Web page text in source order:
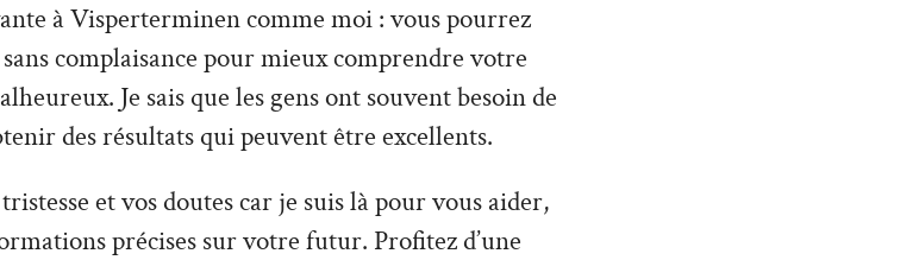
à Visperterminen comme moi : vous pourrez
complaisance pour mieux comprendre votre
Je sais que les gens ont souvent besoin de
des résultats qui peuvent être excellents.
et vos doutes car je suis là pour vous aider,
précises sur votre futur. Profitez d’une